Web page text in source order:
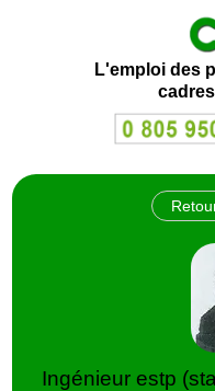
L'emploi des
Ingénieur estp